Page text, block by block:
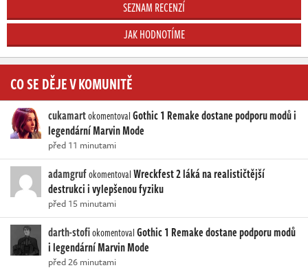
SEZNAM RECENZÍ
JAK HODNOTÍME
CO SE DĚJE V KOMUNITĚ
cukamartokomentovalGothic 1 Remake dostane podporu modů i
legendární Marvin Mode
před 11 minutami
adamgrufokomentovalWreckfest 2 láká na realističtější
destrukci i vylepšenou fyziku
před 15 minutami
darth-stofiokomentovalGothic 1 Remake dostane podporu modů
i legendární Marvin Mode
před 26 minutami